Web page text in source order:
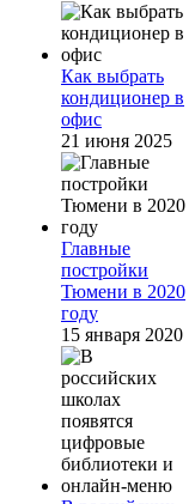
Как выбрать
кондиционер в
офис
21 июня 2025
Главные
постройки
Тюмени в 2020
году
15 января 2020